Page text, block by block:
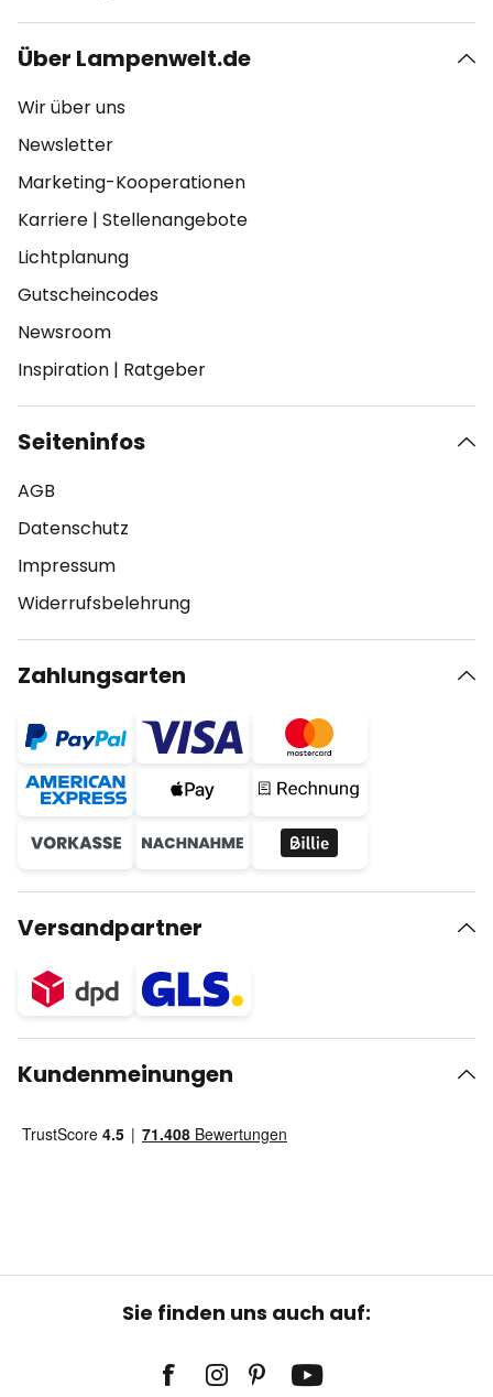
Über Lampenwelt.de
Wir über uns
Newsletter
Marketing-Kooperationen
Karriere | Stellenangebote
Lichtplanung
Gutscheincodes
Newsroom
Inspiration | Ratgeber
Seiteninfos
AGB
Datenschutz
Impressum
Widerrufsbelehrung
Zahlungsarten
Versandpartner
Kundenmeinungen
Sie finden uns auch auf: